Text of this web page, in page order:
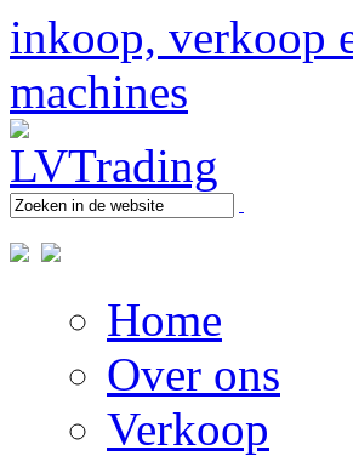
inkoop, verkoop
machines
Home
Over ons
Verkoop